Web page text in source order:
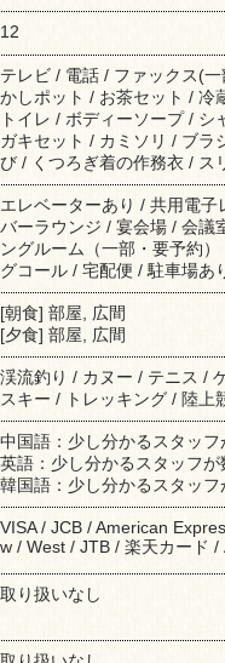
12
テレビ / 電話 / ファックス(
かしポット / お茶セット / 冷
トイレ / ボディーソープ /
ガキセット / カミソリ / ブラ
び / くつろぎ着の作務衣 / ス
エレベーターあり / 共用電
バーラウンジ / 宴会場 / 会議
ングルーム（一部・要予約
グコール / 宅配便 / 駐車場あ
[朝食] 部屋, 広間
[夕食] 部屋, 広間
渓流釣り / カヌー / テニス /
スキー / トレッキング / 陸上
中国語：少し分かるスタッフ
英語：少し分かるスタッフが
韓国語：少し分かるスタッフ
VISA / JCB / American
w / West / JTB / 楽天カード /
取り扱いなし